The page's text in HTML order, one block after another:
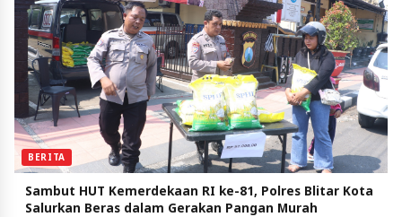
BERITA
Sambut HUT Kemerdekaan RI ke-81, Polres Blitar Kota
Salurkan Beras dalam Gerakan Pangan Murah